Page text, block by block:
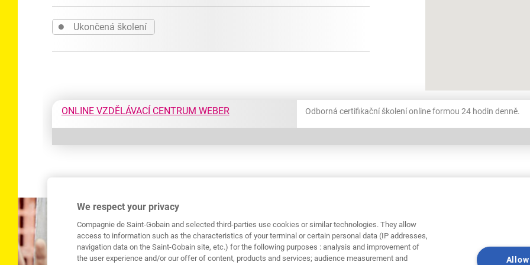
● Ukončená školení
ONLINE VZDĚLÁVACÍ CENTRUM WEBER Odborná certifikační školení online formou 24 hodin denně.
Vítejte v
We respect your privacy
Compagnie de Saint-Gobain and selected third-parties use cookies or similar technologies. They allow
access to information such as the characteristics of your terminal or certain personal data (IP addresses,
navigation data on the Saint-Gobain site, etc.) for the following purposes : analysis and improvement of
the user experience and/or our offer of content, products and services; audience measurement and